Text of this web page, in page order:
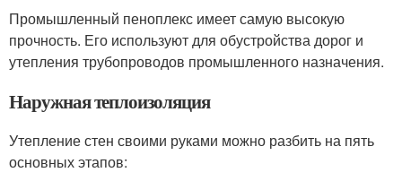
Промышленный пеноплекс имеет самую высокую
прочность. Его используют для обустройства дорог и
утепления трубопроводов промышленного назначения.
Наружная теплоизоляция
Утепление стен своими руками можно разбить на пять
основных этапов: